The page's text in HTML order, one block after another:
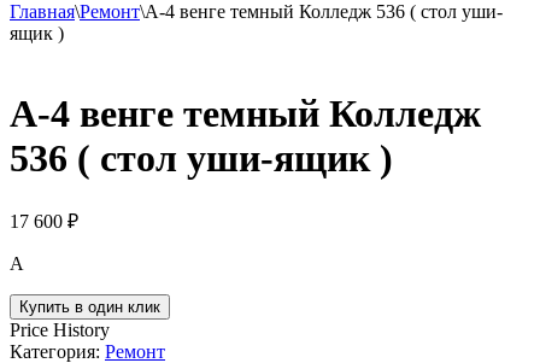
Главная\Ремонт\А-4 венге темный Колледж 536 ( стол уши-
ящик )
А-4 венге темный Колледж
536 ( стол уши-ящик )
17 600 ₽
А
Купить в один клик
Price History
Категория: Ремонт